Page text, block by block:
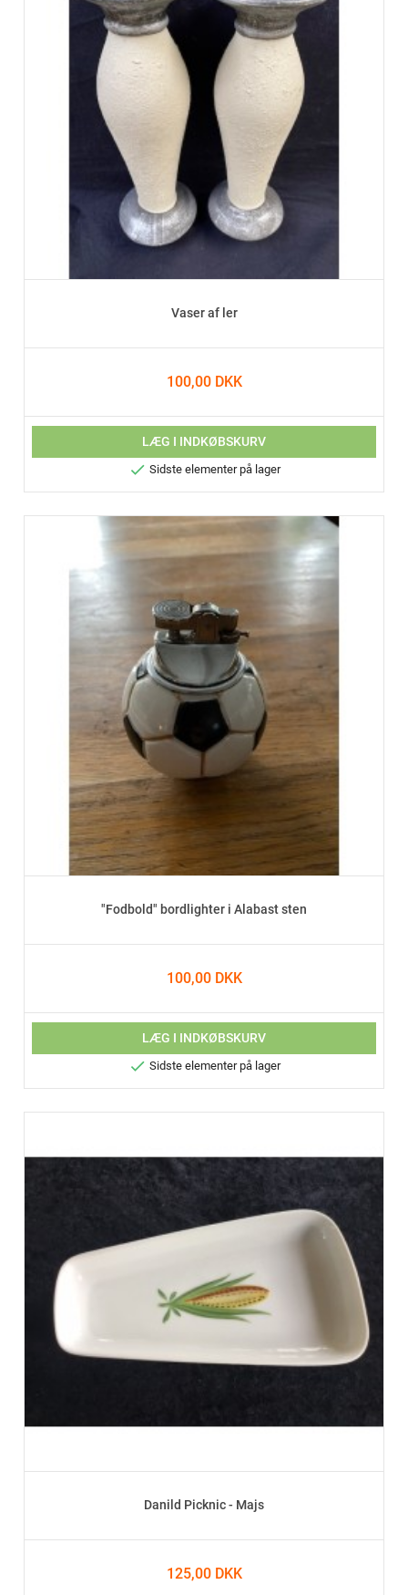
Vaser af ler
100,00 DKK
LÆG I INDKØBSKURV
 Sidste elementer på lager
"Fodbold" bordlighter i Alabast sten
100,00 DKK
LÆG I INDKØBSKURV
 Sidste elementer på lager
Danild Picknic - Majs
125,00 DKK